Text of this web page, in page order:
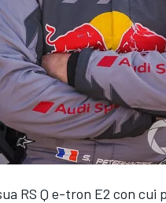
RS Q e-tron E2 con cui